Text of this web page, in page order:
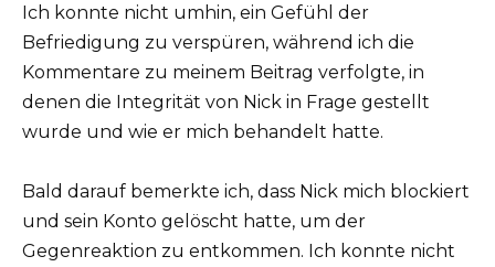
Ich konnte nicht umhin, ein Gefühl der
Befriedigung zu verspüren, während ich die
Kommentare zu meinem Beitrag verfolgte, in
denen die Integrität von Nick in Frage gestellt
wurde und wie er mich behandelt hatte.
Bald darauf bemerkte ich, dass Nick mich blockiert
und sein Konto gelöscht hatte, um der
Gegenreaktion zu entkommen. Ich konnte nicht